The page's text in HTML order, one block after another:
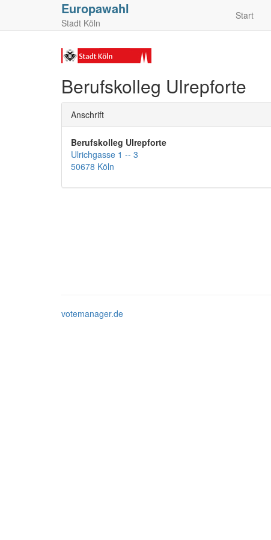
Europawahl
Stadt Köln
Start
Berufskolleg Ulrepforte
Anschrift
Berufskolleg Ulrepforte
Ulrichgasse 1 -- 3
50678 Köln
votemanager.de